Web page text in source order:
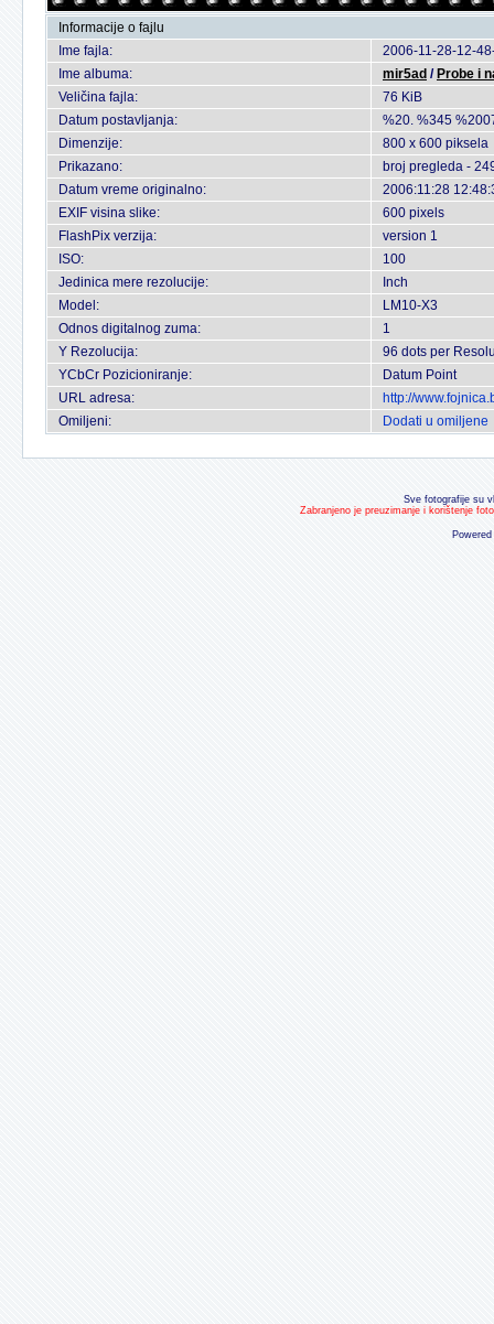
Informacije o fajlu
Ime fajla:
2006-11-28-12-
Ime albuma:
mir5ad / Probe i
Veličina fajla:
76 KiB
Datum postavljanja:
%20. %345
Dimenzije:
800 x 600 piksela
Prikazano:
broj pregleda -
Datum vreme originalno:
2006:11:28
EXIF visina slike:
600 pixels
FlashPix verzija:
version 1
ISO:
100
Jedinica mere rezolucije:
Inch
Model:
LM10-X3
Odnos digitalnog zuma:
1
Y Rezolucija:
96 dots per
YCbCr Pozicioniranje:
Datum Point
URL adresa:
http://
Omiljeni:
Dodati u omiljene
Sve fotografije su
Zabranjeno je preuzimanje i korištenje